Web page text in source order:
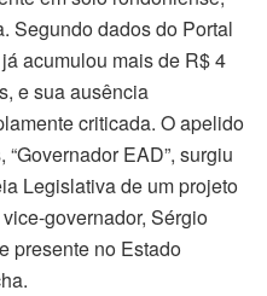
Segundo dados do Portal
acumulou mais de R$ 4
e sua ausência
criticada. O apelido
EAD”, surgiu
Legislativa de um projeto
governador, Sérgio
presente no Estado